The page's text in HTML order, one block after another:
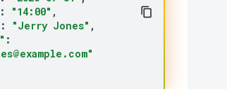
: "14:00"
: "Jerry Jones"
: